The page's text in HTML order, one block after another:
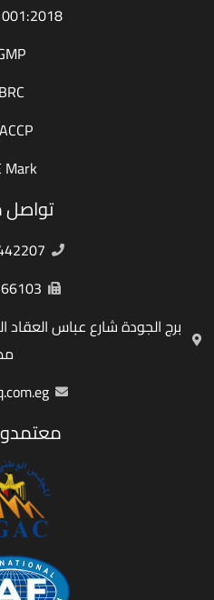
BRC
Mark
تواصل
برج الجودة شارع عباس